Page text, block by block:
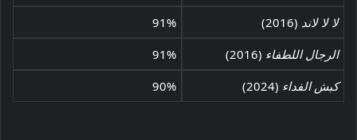
لا لا لاند (2016)
91%
الرجال اللطفاء (2016)
91%
كبش الفداء (2024)
90%